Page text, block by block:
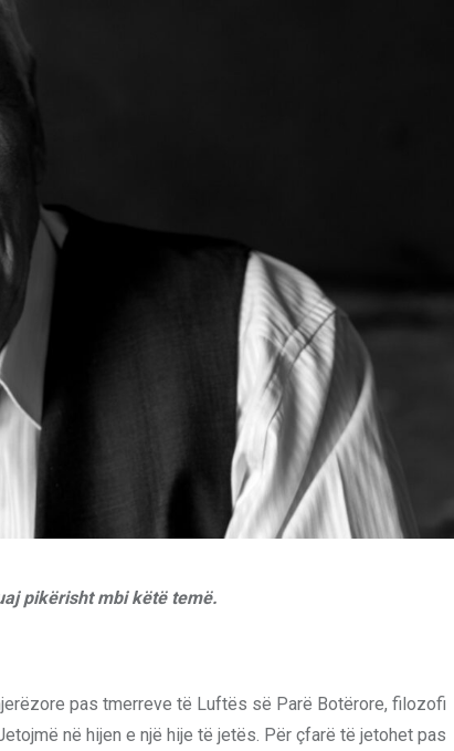
pikërisht mbi këtë temë.
pas tmerreve të Luftës së Parë Botërore, filozofi
në hijen e një hije të jetës. Për çfarë të jetohet pas